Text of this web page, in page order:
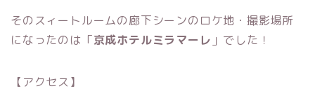
そのスィートルームの廊下シーンのロケ地・撮影場所
になったのは「京成ホテルミラマーレ 」でした！
【アクセス】